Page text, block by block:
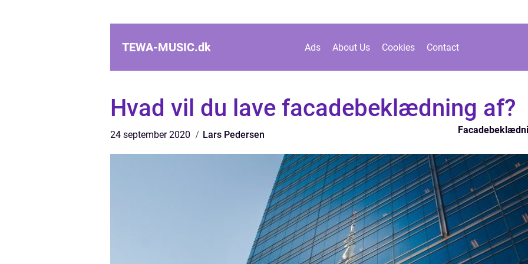
TEWA-MUSIC.dk Ads About Us Cookies Contact
Hvad vil du lave facadebeklædning af?
24 september 2020 Lars Pedersen